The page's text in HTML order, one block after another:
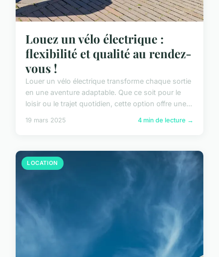
Louez un vélo électrique :
flexibilité et qualité au rendez-
vous !
Louer un vélo électrique transforme chaque sortie
en une aventure adaptable. Que ce soit pour le
loisir ou le trajet quotidien, cette option offre une...
19 mars 2025 4 min de lecture →
LOCATION